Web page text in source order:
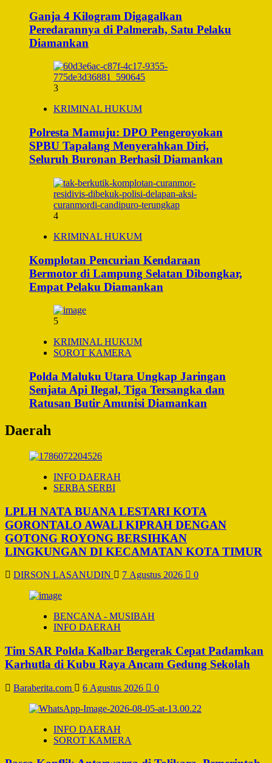
Ganja 4 Kilogram Digagalkan
Peredarannya di Palmerah, Satu Pelaku
Diamankan
3
KRIMINAL HUKUM
Polresta Mamuju: DPO Pengeroyokan
SPBU Tapalang Menyerahkan Diri,
Seluruh Buronan Berhasil Diamankan
4
KRIMINAL HUKUM
Komplotan Pencurian Kendaraan
Bermotor di Lampung Selatan Dibongkar,
Empat Pelaku Diamankan
5
KRIMINAL HUKUM
SOROT KAMERA
Polda Maluku Utara Ungkap Jaringan
Senjata Api Ilegal, Tiga Tersangka dan
Ratusan Butir Amunisi Diamankan
Daerah
INFO DAERAH
SERBA SERBI
LPLH NATA BUANA LESTARI KOTA
GORONTALO AWALI KIPRAH DENGAN
GOTONG ROYONG BERSIHKAN
LINGKUNGAN DI KECAMATAN KOTA TIMUR
DIRSON LASANUDIN 7 Agustus 2026 0
BENCANA - MUSIBAH
INFO DAERAH
Tim SAR Polda Kalbar Bergerak Cepat Padamkan
Karhutla di Kubu Raya Ancam Gedung Sekolah
Baraberita.com 6 Agustus 2026 0
INFO DAERAH
SOROT KAMERA